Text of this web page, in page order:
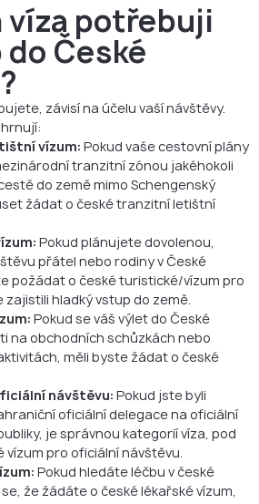
víza potřebuji
České
závisí na účelu vaší návštěvy.
vízum: Pokud vaše cestovní plány
tranzitní zónou jakéhokoli
do země mimo Schengenský
žádat o české tranzitní letištní
Pokud plánujete dovolenou,
přátel nebo rodiny v České
požádat o české turistické/vízum pro
hladký vstup do země.
Pokud se váš výlet do České
na obchodních schůzkách nebo
měli byste žádat o české
návštěvu: Pokud jste byli
oficiální delegace na oficiální
je správnou kategorií víza, pod
pro oficiální návštěvu.
Pokud hledáte léčbu v české
že žádáte o české lékařské vízum,